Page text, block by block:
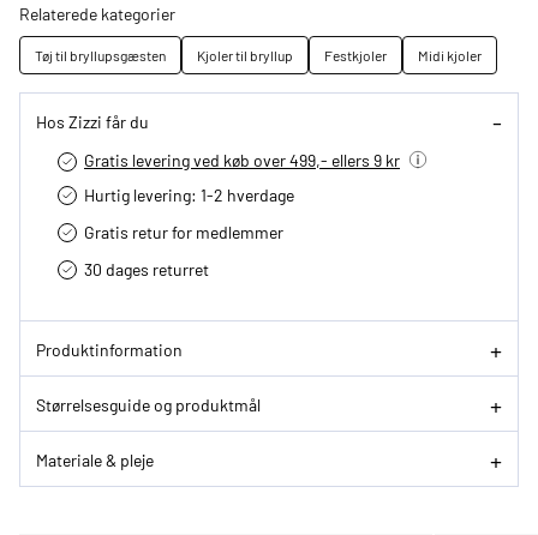
Relaterede kategorier
Tøj til bryllupsgæsten Kjoler til bryllup Festkjoler Midi kjoler
Hos Zizzi får du
Gratis levering ved køb over 499,- ellers 9 kr
Hurtig levering­: 1-2 hverdage
Gratis retur for medlemmer
30 dages returret
Produktinformation
Størrelsesguide og produktmål
Materiale & pleje